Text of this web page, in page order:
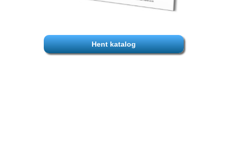
Hent katalog